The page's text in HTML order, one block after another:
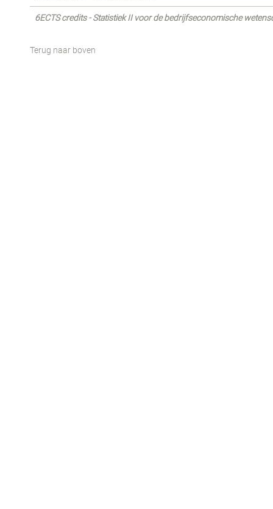
6ECTS credits - Statistiek II voor de bedrijfseconomische
Terug naar boven